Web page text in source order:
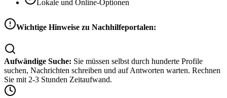
Lokale und Online-Optionen
Wichtige Hinweise zu Nachhilfeportalen:
Aufwändige Suche: Sie müssen selbst durch hunderte Profile
suchen, Nachrichten schreiben und auf Antworten warten. Rechnen
Sie mit 2-3 Stunden Zeitaufwand.